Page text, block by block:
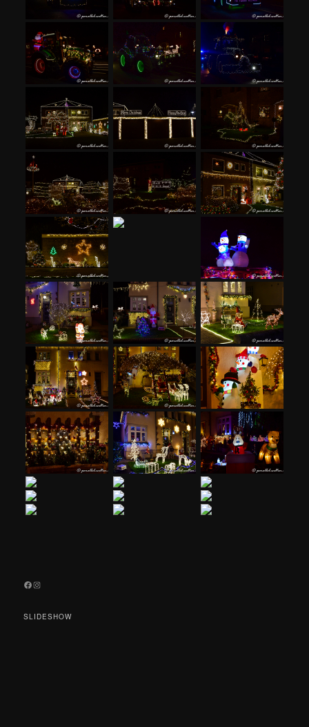
Facebook
Instagram
SLIDESHOW